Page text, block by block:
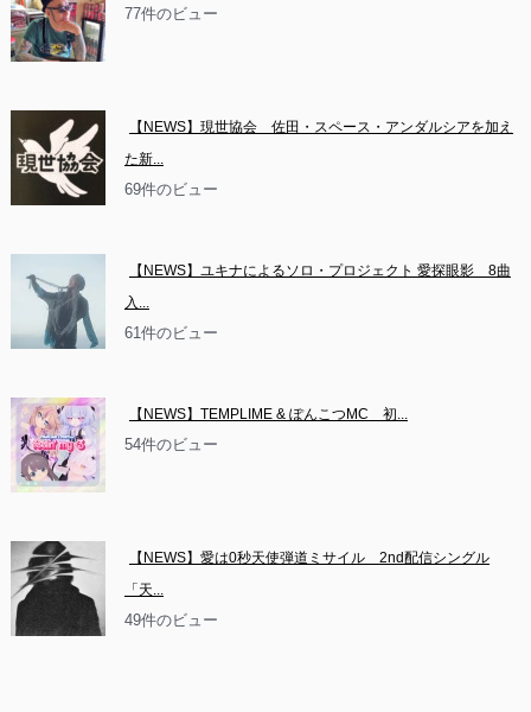
77件のビュー
【NEWS】現世協会　佐田・スペース・アンダルシアを加え
た新...
69件のビュー
【NEWS】ユキナによるソロ・プロジェクト 愛探眼影　8曲
入...
61件のビュー
【NEWS】TEMPLIME & ぽんこつMC　初...
54件のビュー
【NEWS】愛は0秒天使弾道ミサイル　2nd配信シングル
「天...
49件のビュー